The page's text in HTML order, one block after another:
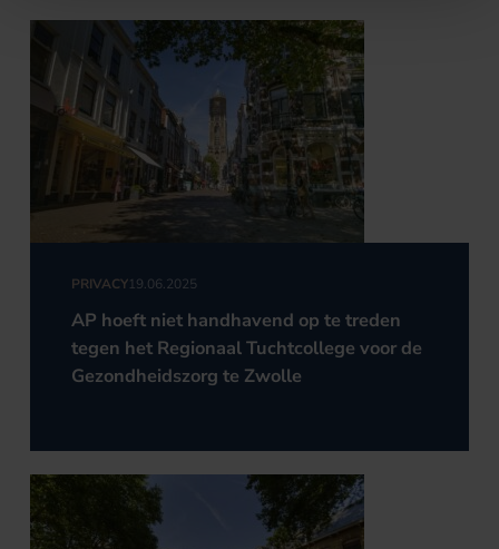
PRIVACY19.06.2025
AP hoeft niet handhavend op te treden
tegen het Regionaal Tuchtcollege voor de
Gezondheidszorg te Zwolle